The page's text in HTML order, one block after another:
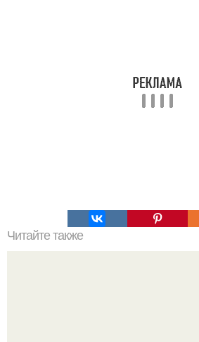
Читайте также